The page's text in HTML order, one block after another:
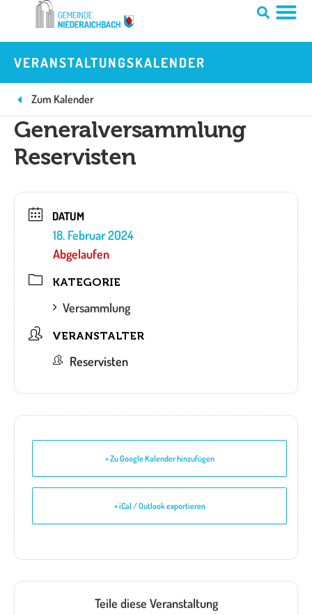
springen
VERANSTALTUNGSKALENDER
Zum Kalender
Generalversammlung
Reservisten
DATUM
18. Februar 2024
Abgelaufen
KATEGORIE
Versammlung
VERANSTALTER
Reservisten
+ Zu Google Kalender hinzufügen
+ iCal / Outlook exportieren
Teile diese Veranstaltung